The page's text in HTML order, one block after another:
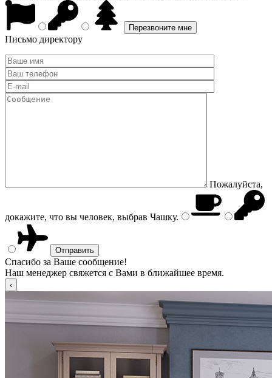
Письмо директору
Пожалуйста,
докажите, что вы человек, выбрав Чашку.
Спасибо за Ваше сообщение!
Наш менеджер свяжется с Вами в ближайшее время.